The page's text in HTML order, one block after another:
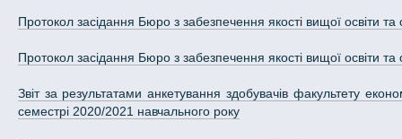
Протокол засідання Бюро з забезпечення якості вищої освіти
Протокол засідання Бюро з забезпечення якості вищої освіти
Звіт за результатами анкетування здобувачів факультету
семестрі 2020/2021 навчального року